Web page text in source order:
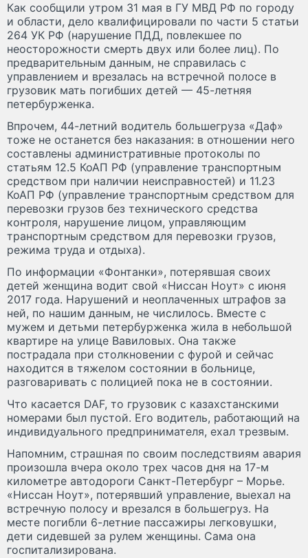
Как сообщили утром 31 мая в ГУ МВД РФ по городу
и области, дело квалифицировали по части 5 статьи
264 УК РФ (нарушение ПДД, повлекшее по
неосторожности смерть двух или более лиц). По
предварительным данным, не справилась с
управлением и врезалась на встречной полосе в
грузовик мать погибших детей — 45-летняя
петербурженка.
Впрочем, 44-летний водитель большегруза «Даф»
тоже не останется без наказания: в отношении него
составлены административные протоколы по
статьям 12.5 КоАП РФ (управление транспортным
средством при наличии неисправностей) и 11.23
КоАП РФ (управление транспортным средством для
перевозки грузов без технического средства
контроля, нарушение лицом, управляющим
транспортным средством для перевозки грузов,
режима труда и отдыха).
По информации «Фонтанки», потерявшая своих
детей женщина водит свой «Ниссан Ноут» с июня
2017 года. Нарушений и неоплаченных штрафов за
ней, по нашим данным, не числилось. Вместе с
мужем и детьми петербурженка жила в небольшой
квартире на улице Вавиловых. Она также
пострадала при столкновении с фурой и сейчас
находится в тяжелом состоянии в больнице,
разговаривать с полицией пока не в состоянии.
Что касается DAF, то грузовик с казахстанскими
номерами был пустой. Его водитель, работающий на
индивидуального предпринимателя, ехал трезвым.
Напомним, страшная по своим последствиям авария
произошла вчера около трех часов дня на 17-м
километре автодороги Санкт-Петербург – Морье.
«Ниссан Ноут», потерявший управление, выехал на
встречную полосу и врезался в большегруз. На
месте погибли 6-летние пассажиры легковушки,
дети сидевшей за рулем женщины. Сама она
госпитализирована.